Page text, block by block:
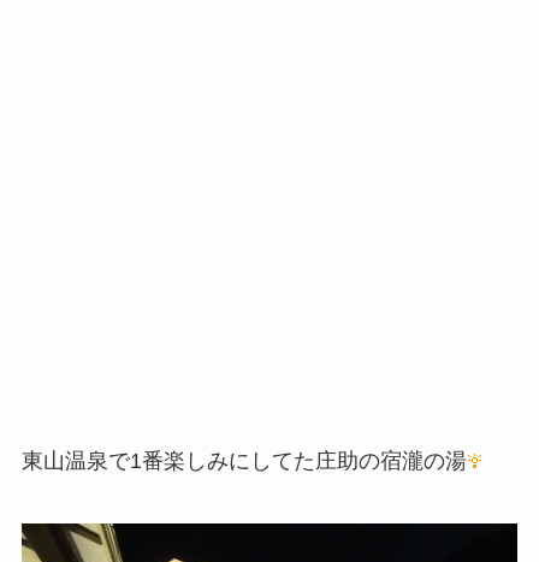
東山温泉で1番楽しみにしてた庄助の宿瀧の湯